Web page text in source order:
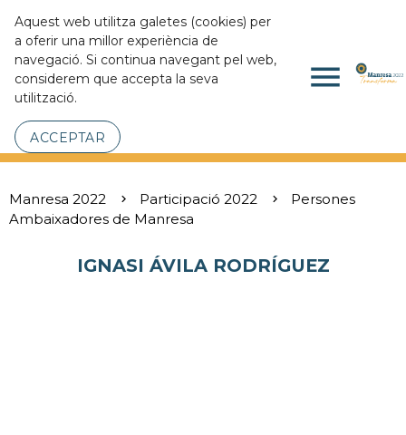
Aquest web utilitza galetes (cookies) per
a oferir una millor experiència de
navegació. Si continua navegant pel web,
considerem que accepta la seva
utilització.
ACCEPTAR
menu
Manresa 2022 Participació 2022
Persones
Ambaixadores de Manresa
IGNASI ÁVILA RODRÍGUEZ